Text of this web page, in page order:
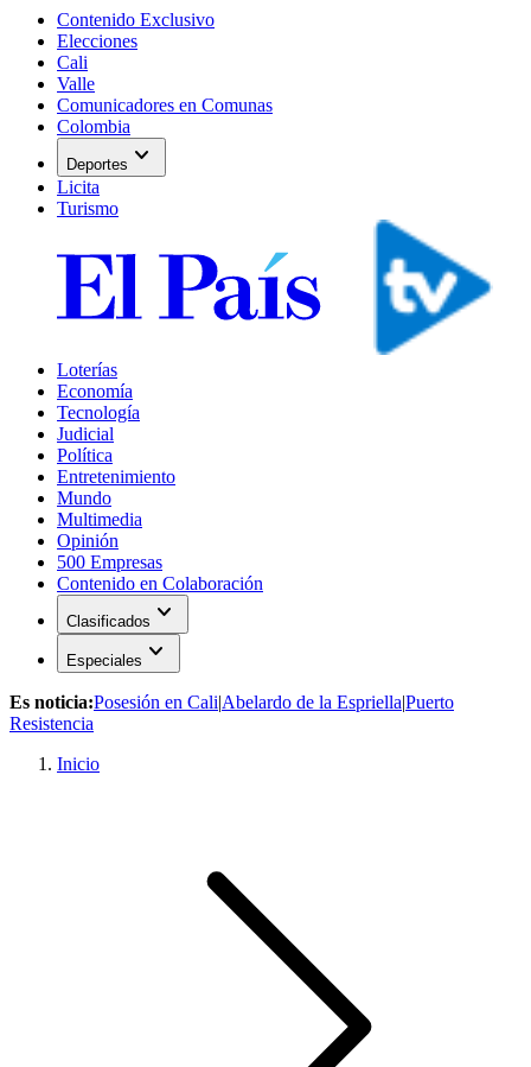
Contenido Exclusivo
Elecciones
Cali
Valle
Comunicadores en Comunas
Colombia
Deportes expand_more
Licita
Turismo
Loterías
Economía
Tecnología
Judicial
Política
Entretenimiento
Mundo
Multimedia
Opinión
500 Empresas
Contenido en Colaboración
Clasificados expand_more
Especiales expand_more
Es noticia:Posesión en Cali|Abelardo de la Espriella|Puerto
Resistencia
Inicio